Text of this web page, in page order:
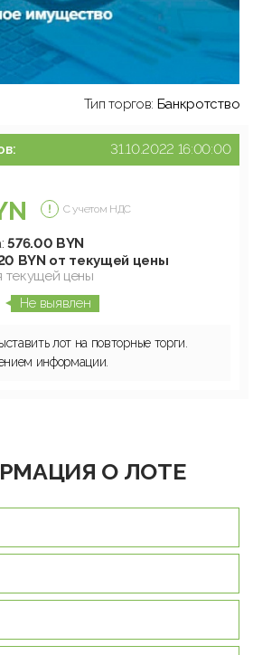
Тип торгов: Банкротство
31.10.2022 16:00:00
С учетом НДС
576.00 BYN
BYN от текущей цены
текущей цены
Не выявлен
лот на повторные торги.
информации.
О ЛОТЕ